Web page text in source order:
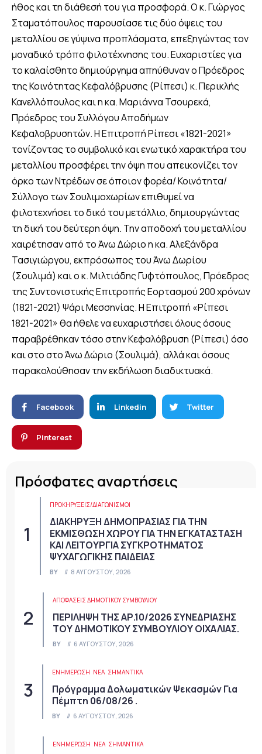
ήθος και τη διάθεσή του για προσφορά. Ο κ. Γιώργος
Σταματόπουλος παρουσίασε τις δύο όψεις του
μεταλλίου σε γύψινα προπλάσματα, επεξηγώντας τον
μοναδικό τρόπο φιλοτέχνησης του. Ευχαριστίες για
το καλαίσθητο δημιούργημα απηύθυναν ο Πρόεδρος
της Κοινότητας Κεφαλόβρυσης (Ρίπεσι) κ. Περικλής
Κανελλόπουλος και η κα. Μαριάννα Τσουρεκά,
Πρόεδρος του Συλλόγου Αποδήμων
Κεφαλοβρυσητών. Η Επιτροπή Ρίπεσι «1821-2021»
τονίζοντας το συμβολικό και ενωτικό χαρακτήρα του
μεταλλίου προσφέρει την όψη που απεικονίζει τον
όρκο των Ντρέδων σε όποιον φορέα/ Κοινότητα/
Σύλλογο των Σουλιμοχωρίων επιθυμεί να
φιλοτεχνήσει το δικό του μετάλλιο, δημιουργώντας
τη δική του δεύτερη όψη. Την αποδοχή του μεταλλίου
χαιρέτησαν από το Άνω Δώριο η κα. Αλεξάνδρα
Τασιγιώργου, εκπρόσωπος του Άνω Δωρίου
(Σουλιμά) και ο κ. Μιλτιάδης Γυφτόπουλος, Πρόεδρος
της Συντονιστικής Επιτροπής Εορτασμού 200 χρόνων
(1821-2021) Ψάρι Μεσσηνίας. Η Επιτροπή «Ρίπεσι
1821-2021» θα ήθελε να ευχαριστήσει όλους όσους
παραβρέθηκαν τόσο στην Κεφαλόβρυση (Ρίπεσι) όσο
και στο στο Άνω Δώριο (Σουλιμά), αλλά και όσους
παρακολούθησαν την εκδήλωση διαδικτυακά.
Facebook Linkedin Twitter
Pinterest
Πρόσφατες αναρτήσεις
ΠΡΟΚΗΡΎΞΕΙΣ/ΔΙΑΓΩΝΙΣΜΟΊ
ΔΙΑΚΗΡΥΞΗ ΔΗΜΟΠΡΑΣΙΑΣ ΓΙΑ ΤΗΝ
ΕΚΜΙΣΘΩΣΗ ΧΩΡΟΥ ΓΙΑ ΤΗΝ ΕΓΚΑΤΑΣΤΑΣΗ
ΚΑΙ ΛΕΙΤΟΥΡΓΙΑ ΣΥΓΚΡΟΤΗΜΑΤΟΣ
ΨΥΧΑΓΩΓΙΚΗΣ ΠΑΙΔΕΙΑΣ
BY 8 ΑΥΓΟΎΣΤΟΥ, 2026
ΑΠΟΦΆΣΕΙΣ ΔΗΜΟΤΙΚΟΎ ΣΥΜΒΟΥΛΊΟΥ
ΠΕΡΙΛΗΨΗ ΤΗΣ ΑΡ.10/2026 ΣΥΝΕΔΡΙΑΣΗΣ
ΤΟΥ ΔΗΜΟΤΙΚΟΥ ΣΥΜΒΟΥΛΙΟΥ ΟΙΧΑΛΙΑΣ.
BY 6 ΑΥΓΟΎΣΤΟΥ, 2026
ΕΝΗΜΕΡΩΣΗ ΝΈΑ ΣΗΜΑΝΤΙΚΆ
Πρόγραμμα Δολωματικών Ψεκασμών Για
Πέμπτη 06/08/26 .
BY 6 ΑΥΓΟΎΣΤΟΥ, 2026
ΕΝΗΜΕΡΩΣΗ ΝΈΑ ΣΗΜΑΝΤΙΚΆ